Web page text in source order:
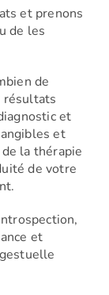
et prenons
de les
de
résultats
et
et
la thérapie
de votre
et